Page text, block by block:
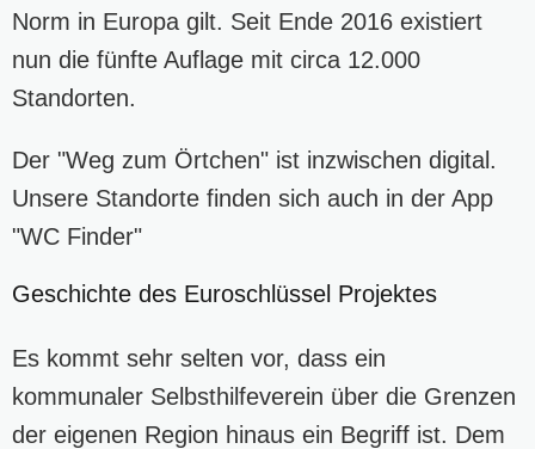
Norm in Europa gilt. Seit Ende 2016 existiert
nun die fünfte Auflage mit circa 12.000
Standorten.
Der "Weg zum Örtchen" ist inzwischen digital.
Unsere Standorte finden sich auch in der App
"WC Finder"
Geschichte des Euroschlüssel Projektes
Es kommt sehr selten vor, dass ein
kommunaler Selbsthilfeverein über die Grenzen
der eigenen Region hinaus ein Begriff ist. Dem